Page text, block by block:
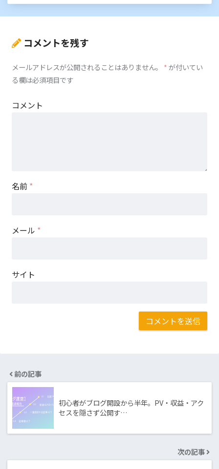
コメントを残す
メールアドレスが公開されることはありません。 *が付いてい
る欄は必須項目です
コメント
名前 *
メール *
サイト
前の記事
初心者がブログ開設から半年。PV・収益・アク
セスを隠さず公開す…
次の記事